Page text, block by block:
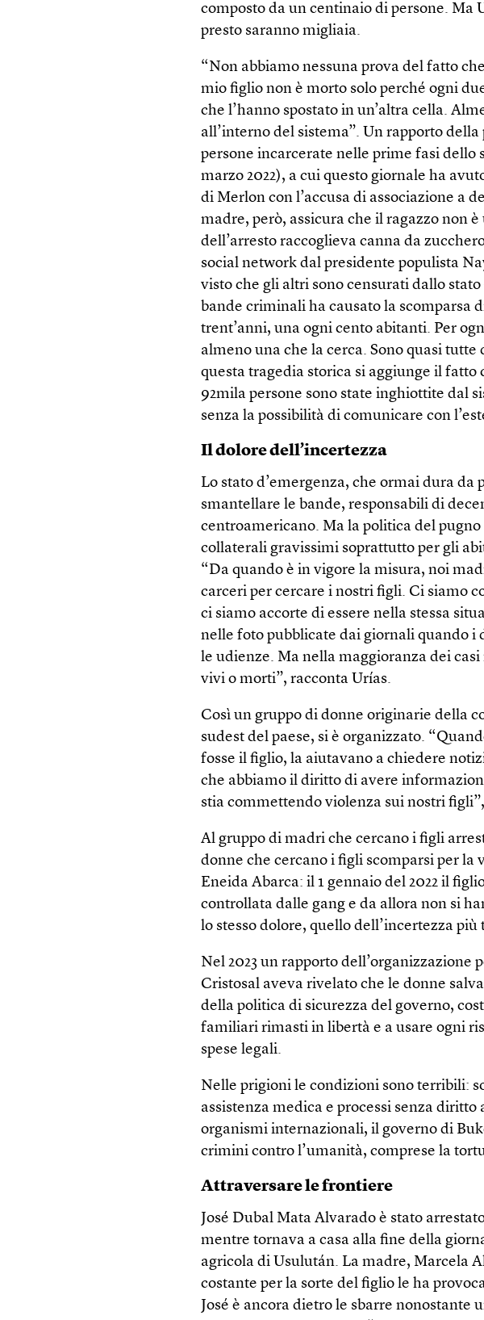
composto da un centinaio di persone. Ma
presto saranno migliaia.
“Non abbiamo nessuna prova del fatto
mio figlio non è morto solo perché ogni
che l’hanno spostato in un’altra cella.
all’interno del sistema”. Un rapporto
persone incarcerate nelle prime fasi dello
marzo 2022), a cui questo giornale ha
di Merlon con l’accusa di associazione a
madre, però, assicura che il ragazzo non
dell’arresto raccoglieva canna da
social network dal presidente populista
visto che gli altri sono censurati dallo
bande criminali ha causato la scomparsa
trent’anni, una ogni cento abitanti. Per
almeno una che la cerca. Sono quasi
questa tragedia storica si aggiunge il
92mila persone sono state inghiottite dal
senza la possibilità di comunicare con
Il dolore dell’incertezza
Lo stato d’emergenza, che ormai dura da
smantellare le bande, responsabili di
centroamericano. Ma la politica del
collaterali gravissimi soprattutto per gli
“Da quando è in vigore la misura, noi
carceri per cercare i nostri figli. Ci siamo
ci siamo accorte di essere nella stessa
nelle foto pubblicate dai giornali quando i
le udienze. Ma nella maggioranza dei
vivi o morti”, racconta Urías.
Così un gruppo di donne originarie della
sudest del paese, si è organizzato.
fosse il figlio, la aiutavano a chiedere
che abbiamo il diritto di avere
stia commettendo violenza sui nostri
Al gruppo di madri che cercano i figli
donne che cercano i figli scomparsi per la
Eneida Abarca: il 1 gennaio del 2022 il
controllata dalle gang e da allora non si
lo stesso dolore, quello dell’incertezza più
Nel 2023 un rapporto
Cristosal aveva rivelato che le donne
della politica di sicurezza del governo,
familiari rimasti in libertà e a usare ogni
spese legali.
Nelle prigioni le condizioni sono terribili:
assistenza medica e processi senza
organismi internazionali, il governo di
crimini contro l’umanità, comprese la
Attraversare le frontiere
José Dubal Mata Alvarado è stato
mentre tornava a casa alla fine della
agricola di Usulután. La madre, Marcela
costante per la sorte del figlio le ha
José è ancora dietro le sbarre nonostante